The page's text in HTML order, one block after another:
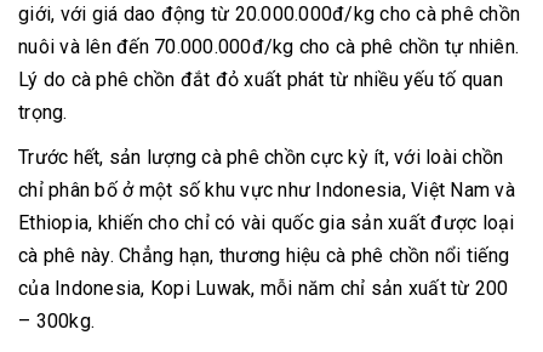
giới, với giá dao động từ 20.000.000đ/kg cho cà phê chồn
nuôi và lên đến 70.000.000đ/kg cho cà phê chồn tự nhiên.
Lý do cà phê chồn đắt đỏ xuất phát từ nhiều yếu tố quan
trọng.
Trước hết, sản lượng cà phê chồn cực kỳ ít, với loài chồn
chỉ phân bố ở một số khu vực như Indonesia, Việt Nam và
Ethiopia, khiến cho chỉ có vài quốc gia sản xuất được loại
cà phê này. Chẳng hạn, thương hiệu cà phê chồn nổi tiếng
của Indonesia, Kopi Luwak, mỗi năm chỉ sản xuất từ 200
– 300kg.